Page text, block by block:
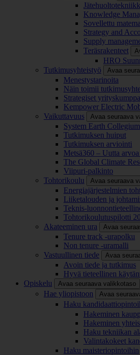
Knowledge
Sovellettu
Strategy and
Supply
Teräsrakenteet
HRO
Tutkimusyhteistyö
Avaa
Menestystarinoita
Näin toimii
Strategiset
Kempower Electric
Vaikuttavuus
Avaa seuraava
System Earth Collegium
Tutkimuksen huiput
Tutkimuksen arviointi
Metsä360 – Uutta
The Global Climate
Viipuri-palkinto
Tohtorikoulu
Avaa seuraava
Energiajärjestelmien
Liiketalouden ja
Teknis-
Tohtorikoulutuspilotti
Akateeminen ura
Avaa
Tenure track -urapolku
Non tenure -uramalli
Vastuullinen tiede
Avaa
Avoin tiede ja tutkimus
Hyvä tieteellinen
Opiskelu
Avaa seuraava valikkotaso
Hae yliopistoon Avaa
Haku
Hakeminen
Hakeminen
Haku tekniikan
Valintakokeet
Haku maisteriopintoihin